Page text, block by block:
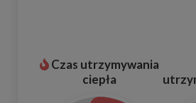
Czas utrzymywania
ciepła